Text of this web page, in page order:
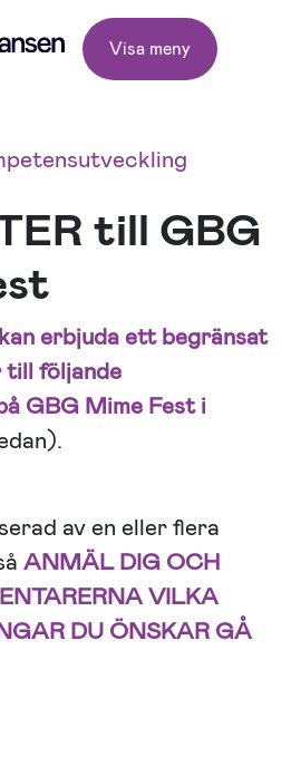
Visa meny
till GBG
erbjuda ett begränsat
följande
GBG Mime Fest i
av en eller flera
ANMÄL DIG OCH
VILKA
DU ÖNSKAR GÅ